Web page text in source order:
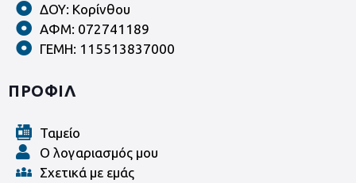
ΔΟΥ: Κορίνθου
ΑΦΜ: 072741189
ΓΕΜΗ: 115513837000
ΠΡΟΦΙΛ
Ταμείο
Ο λογαριασμός μου
Σχετικά με εμάς